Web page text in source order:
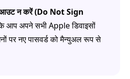
आउट न करें (Do Not Sign
आप अपने सभी Apple डिवाइसों
पर नए पासवर्ड को मैन्युअल रूप से